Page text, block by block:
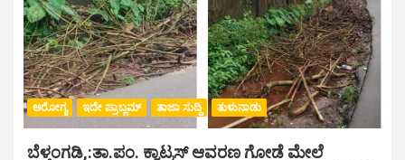
ಆರೋಗ್ಯ ಇದೇ ಪ್ರಾಬ್ಲಮ್ ತಾಜಾ ಸುದ್ದಿ ತುಳುನಾಡು
ಬೆಳ್ತಂಗಡಿ,:ತಾ.ಪಂ‌. ಕ್ವಾಟ್ರಸ್ ಆವರಣ ಗೋಡೆ ಮೇಲೆ